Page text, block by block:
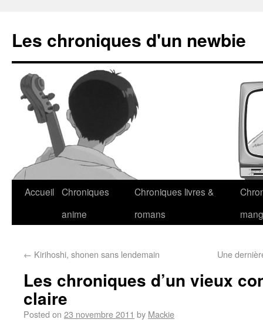
Les chroniques d'un newbie
Accueil Chroniques
anime
Chroniques livres &
romans
← Kirihoshi, shonen sans lendemain Une
Les chroniques d’un vieux
claire
Posted on 23 novembre 2011 by Mackie